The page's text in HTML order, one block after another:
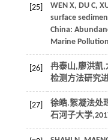
[25] WEN X, DU C,
surface
China:
Marine
[26]
冉泰山,廖洪凯,
检测方法研究
[27]
徐皓.絮凝法处
石河子大学,